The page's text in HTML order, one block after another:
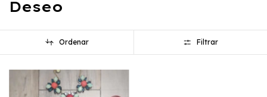
Deseo
Ordenar Filtrar